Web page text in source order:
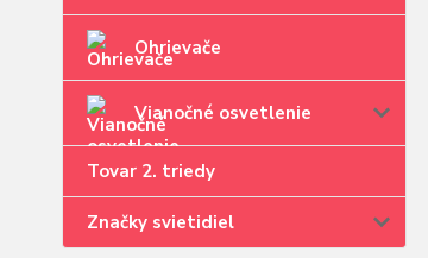
Ohrievače
Vianočné osvetlenie
Tovar 2. triedy
Značky svietidiel